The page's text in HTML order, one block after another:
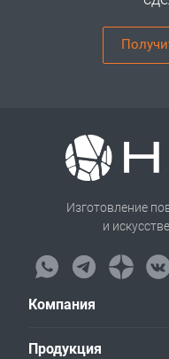
Изготовление
и
Компания
Продукция